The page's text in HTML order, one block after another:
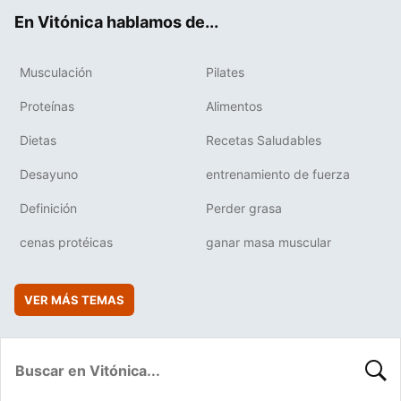
En Vitónica hablamos de...
Musculación Pilates
Proteínas Alimentos
Dietas Recetas Saludables
Desayuno entrenamiento de fuerza
Definición Perder grasa
cenas protéicas ganar masa muscular
VER MÁS TEMAS